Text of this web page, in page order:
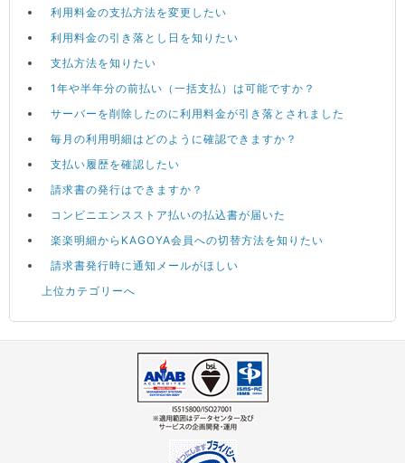
利用料金の支払方法を変更したい
利用料金の引き落とし日を知りたい
支払方法を知りたい
1年や半年分の前払い（一括支払）は可能ですか？
サーバーを削除したのに利用料金が引き落とされました
毎月の利用明細はどのように確認できますか？
支払い履歴を確認したい
請求書の発行はできますか？
コンビニエンスストア払いの払込書が届いた
楽楽明細からKAGOYA会員への切替方法を知りたい
請求書発行時に通知メールがほしい
上位カテゴリーへ